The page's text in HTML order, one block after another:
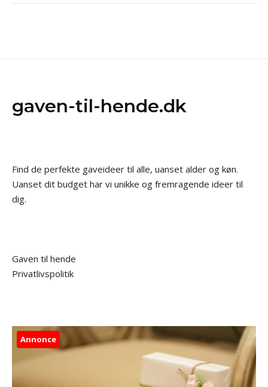
gaven-til-hende.dk
Find de perfekte gaveideer til alle, uanset alder og køn.
Uanset dit budget har vi unikke og fremragende ideer til
dig.
Gaven til hende
Privatlivspolitik
Annonce